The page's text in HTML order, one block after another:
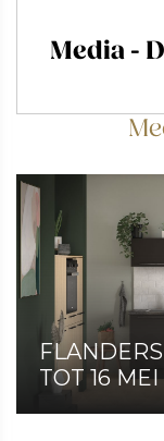
Media -
TOT 16 MEI